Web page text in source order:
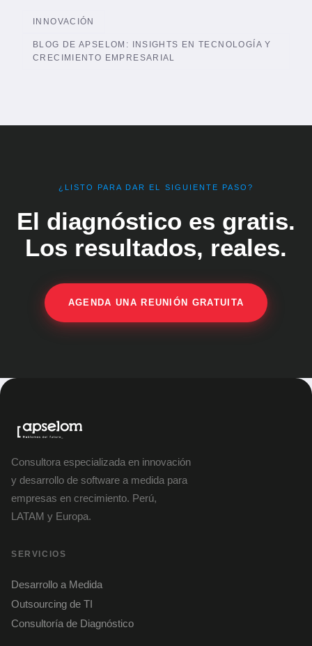
INNOVACIÓN
BLOG DE APSELOM: INSIGHTS EN TECNOLOGÍA Y
CRECIMIENTO EMPRESARIAL
¿LISTO PARA DAR EL SIGUIENTE PASO?
El diagnóstico es gratis.
Los resultados, reales.
AGENDA UNA REUNIÓN GRATUITA
Consultora especializada en innovación
y desarrollo de software a medida para
empresas en crecimiento. Perú,
LATAM y Europa.
SERVICIOS
Desarrollo a Medida
Outsourcing de TI
Consultoría de Diagnóstico